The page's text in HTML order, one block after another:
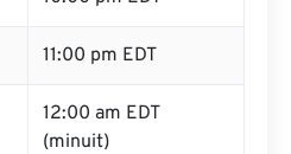
11:00 pm EDT
12:00 am EDT
(minuit)